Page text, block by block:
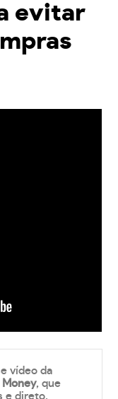
evitar
vídeo da
Money, que
e direto.